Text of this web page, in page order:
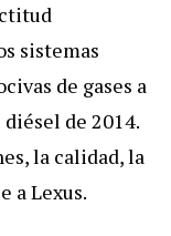
sistemas
de gases a
de 2014.
la calidad, la
a Lexus.